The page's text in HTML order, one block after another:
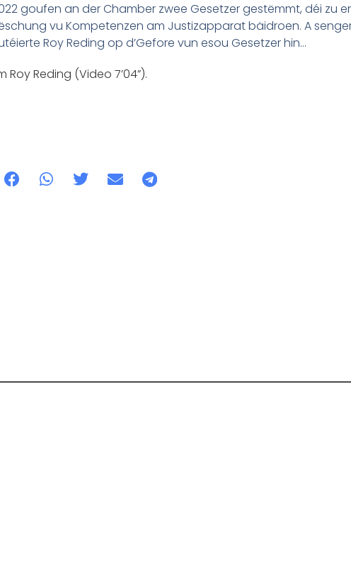
goufen an der Chamber zwee Gesetzer gestëmmt, déi zu
vu Kompetenzen am Justizapparat bäidroen. A
Roy Reding op d’Gefore vun esou Gesetzer hin…
Reding (Video 7’04”).